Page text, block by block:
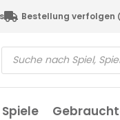
Bestellung verfolgen